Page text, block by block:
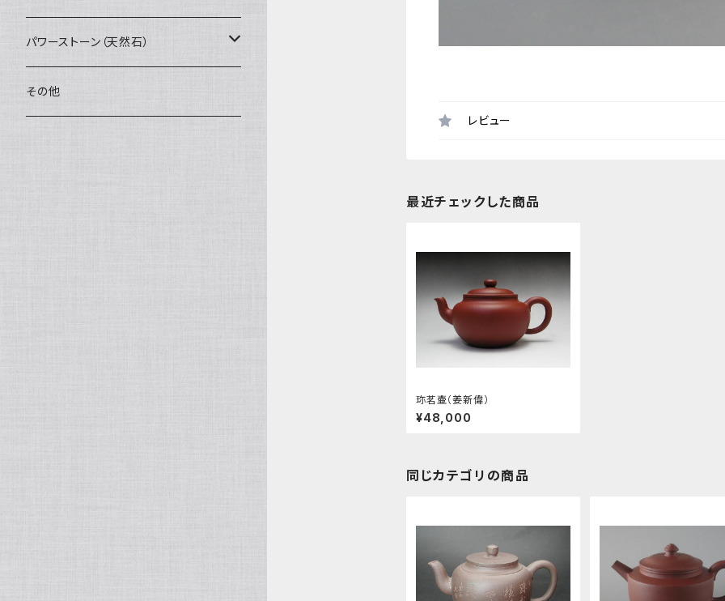
レビュー
最近チェックした商品
珎茗壷（姜新偉）
¥48,000
同じカテゴリの商品
茶外茶、工藝茶、その他
高級工藝美術師の作品
王柯鈞（高級工藝美術師）
茶海、茶漏（茶漉し）
蓋碗、壷承、茶船
お香、香炉
数珠、その他
パワーストーン（天然石）
アゲート（瑪瑙）
その他